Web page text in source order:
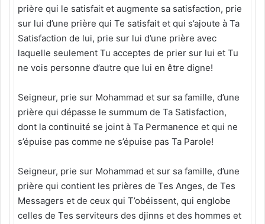
prière qui le satisfait et augmente sa satisfaction, prie
sur lui d’une prière qui Te satisfait et qui s’ajoute à Ta
Satisfaction de lui, prie sur lui d’une prière avec
laquelle seulement Tu acceptes de prier sur lui et Tu
ne vois personne d’autre que lui en être digne!
Seigneur, prie sur Mohammad et sur sa famille, d’une
prière qui dépasse le summum de Ta Satisfaction,
dont la continuité se joint à Ta Permanence et qui ne
s’épuise pas comme ne s’épuise pas Ta Parole!
Seigneur, prie sur Mohammad et sur sa famille, d’une
prière qui contient les prières de Tes Anges, de Tes
Messagers et de ceux qui T’obéissent, qui englobe
celles de Tes serviteurs des djinns et des hommes et